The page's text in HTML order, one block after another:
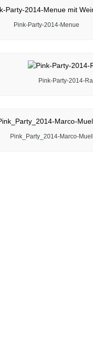
Pink-Party-2014-Menue
Pink-Party-2014-
Pink_Party_2014-Marco-